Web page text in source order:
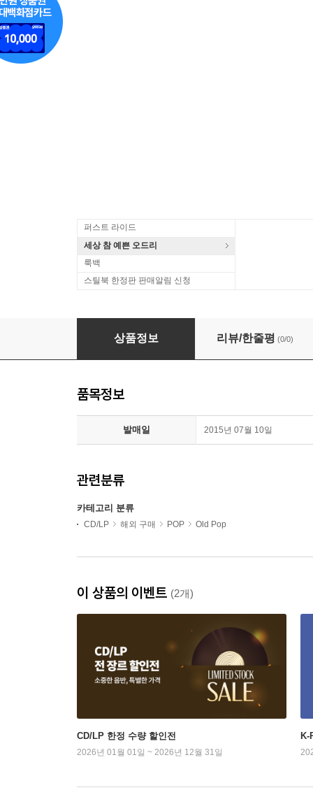
퍼스트 라이드
세상 참 예쁜 오드리
룩백
스틸북 한정판 판매알림 신청
Eddie Cochran - Icon: Eddie Cochran (일본
상품정보 리뷰/한줄평 (0/0)
품목정보
발매일 2015년 07월 10일
관련분류
카테고리 분류
CD/LP 해외 구매 POP Old Pop
이 상품의 이벤트 (2개)
CD/LP 한정 수량 할인전
2026년 01월 01일 ~ 2026년 12월 31일
K-